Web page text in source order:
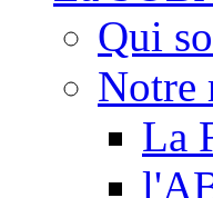
Qui
Notre
La